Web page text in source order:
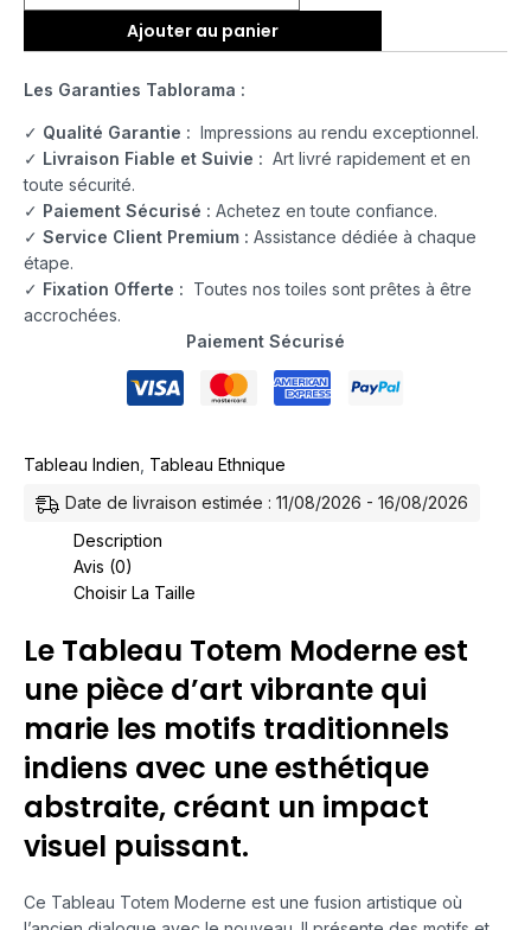
Ajouter au panier
Les Garanties Tablorama :
✓ Qualité Garantie : Impressions au rendu exceptionnel.
✓ Livraison Fiable et Suivie : Art livré rapidement et en
toute sécurité.
✓ Paiement Sécurisé : Achetez en toute confiance.
✓ Service Client Premium : Assistance dédiée à chaque
étape.
✓ Fixation Offerte : Toutes nos toiles sont prêtes à être
accrochées.
Paiement Sécurisé
Tableau Indien Tableau Ethnique
Date de livraison estimée : 11/08/2026 - 16/08/2026
Description
Avis (0)
Choisir La Taille
Le Tableau Totem Moderne est
une pièce d’art vibrante qui
marie les motifs traditionnels
indiens avec une esthétique
abstraite, créant un impact
visuel puissant.
Ce Tableau Totem Moderne est une fusion artistique où